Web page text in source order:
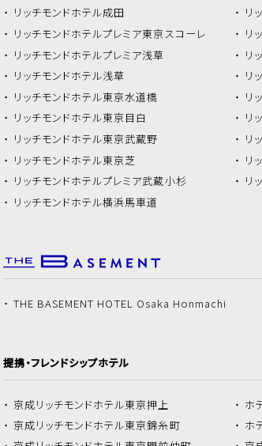
リッチモンドホテル成田
リッチモンドホテルプレミア東京スコーレ
リッチモンドホテルプレミア浅草
リッチモンドホテル浅草
リッチモンドホテル東京水道橋
リッチモンドホテル東京目白
リッチモンドホテル東京武蔵野
リッチモンドホテル東京芝
リッチモンドホテルプレミア武蔵小杉
リッチモンドホテル横浜馬車道
リ
リ
リ
リ
リ
リ
リ
リ
リ
THE BASEMENT HOTEL Osaka Honmachi
提携・フレンドシップホテル
京成リッチモンドホテル東京押上 ホ
京成リッチモンドホテル東京錦糸町 ホ